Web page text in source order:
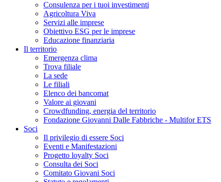
Consulenza per i tuoi investimenti
Agricoltura Viva
Servizi alle imprese
Obiettivo ESG per le imprese
Educazione finanziaria
Il territorio
Emergenza clima
Trova filiale
La sede
Le filiali
Elenco dei bancomat
Valore ai giovani
Crowdfunding, energia del territorio
Fondazione Giovanni Dalle Fabbriche - Multifor ETS
Soci
Il privilegio di essere Soci
Eventi e Manifestazioni
Progetto loyalty Soci
Consulta dei Soci
Comitato Giovani Soci